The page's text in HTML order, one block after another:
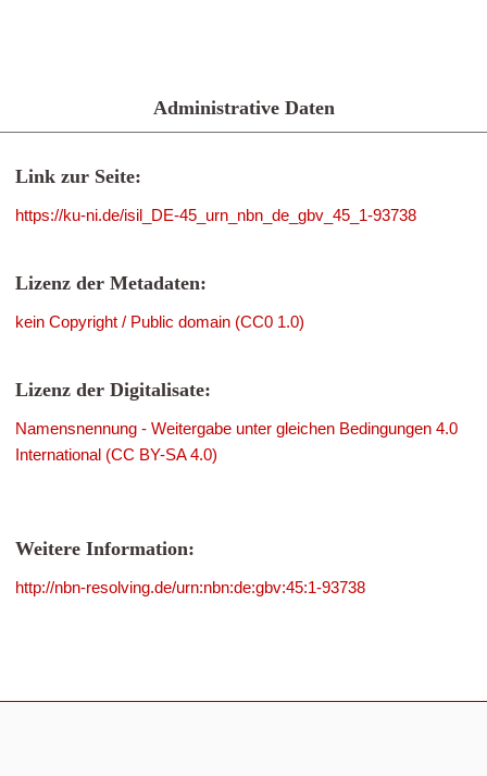
Administrative Daten
Link zur Seite:
https://ku-ni.de/isil_DE-45_urn_nbn_de_gbv_45_1-93738
Lizenz der Metadaten:
kein Copyright / Public domain (CC0 1.0)
Lizenz der Digitalisate:
Namensnennung - Weitergabe unter gleichen Bedingungen 4.0
International (CC BY-SA 4.0)
Weitere Information:
http://nbn-resolving.de/urn:nbn:de:gbv:45:1-93738